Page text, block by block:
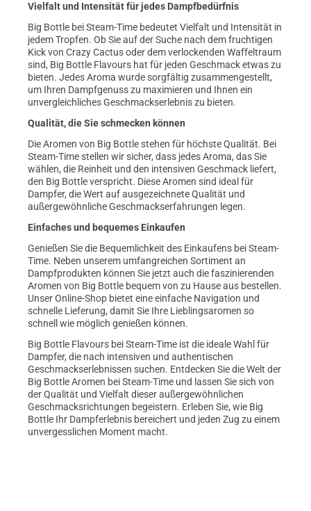
Vielfalt und Intensität für jedes Dampfbedürfnis
Big Bottle bei Steam-Time bedeutet Vielfalt und Intensität in
jedem Tropfen. Ob Sie auf der Suche nach dem fruchtigen
Kick von Crazy Cactus oder dem verlockenden Waffeltraum
sind, Big Bottle Flavours hat für jeden Geschmack etwas zu
bieten. Jedes Aroma wurde sorgfältig zusammengestellt,
um Ihren Dampfgenuss zu maximieren und Ihnen ein
unvergleichliches Geschmackserlebnis zu bieten.
Qualität, die Sie schmecken können
Die Aromen von Big Bottle stehen für höchste Qualität. Bei
Steam-Time stellen wir sicher, dass jedes Aroma, das Sie
wählen, die Reinheit und den intensiven Geschmack liefert,
den Big Bottle verspricht. Diese Aromen sind ideal für
Dampfer, die Wert auf ausgezeichnete Qualität und
außergewöhnliche Geschmackserfahrungen legen.
Einfaches und bequemes Einkaufen
Genießen Sie die Bequemlichkeit des Einkaufens bei Steam-
Time. Neben unserem umfangreichen Sortiment an
Dampfprodukten können Sie jetzt auch die faszinierenden
Aromen von Big Bottle bequem von zu Hause aus bestellen.
Unser Online-Shop bietet eine einfache Navigation und
schnelle Lieferung, damit Sie Ihre Lieblingsaromen so
schnell wie möglich genießen können.
Big Bottle Flavours bei Steam-Time ist die ideale Wahl für
Dampfer, die nach intensiven und authentischen
Geschmackserlebnissen suchen. Entdecken Sie die Welt der
Big Bottle Aromen bei Steam-Time und lassen Sie sich von
der Qualität und Vielfalt dieser außergewöhnlichen
Geschmacksrichtungen begeistern. Erleben Sie, wie Big
Bottle Ihr Dampferlebnis bereichert und jeden Zug zu einem
unvergesslichen Moment macht.